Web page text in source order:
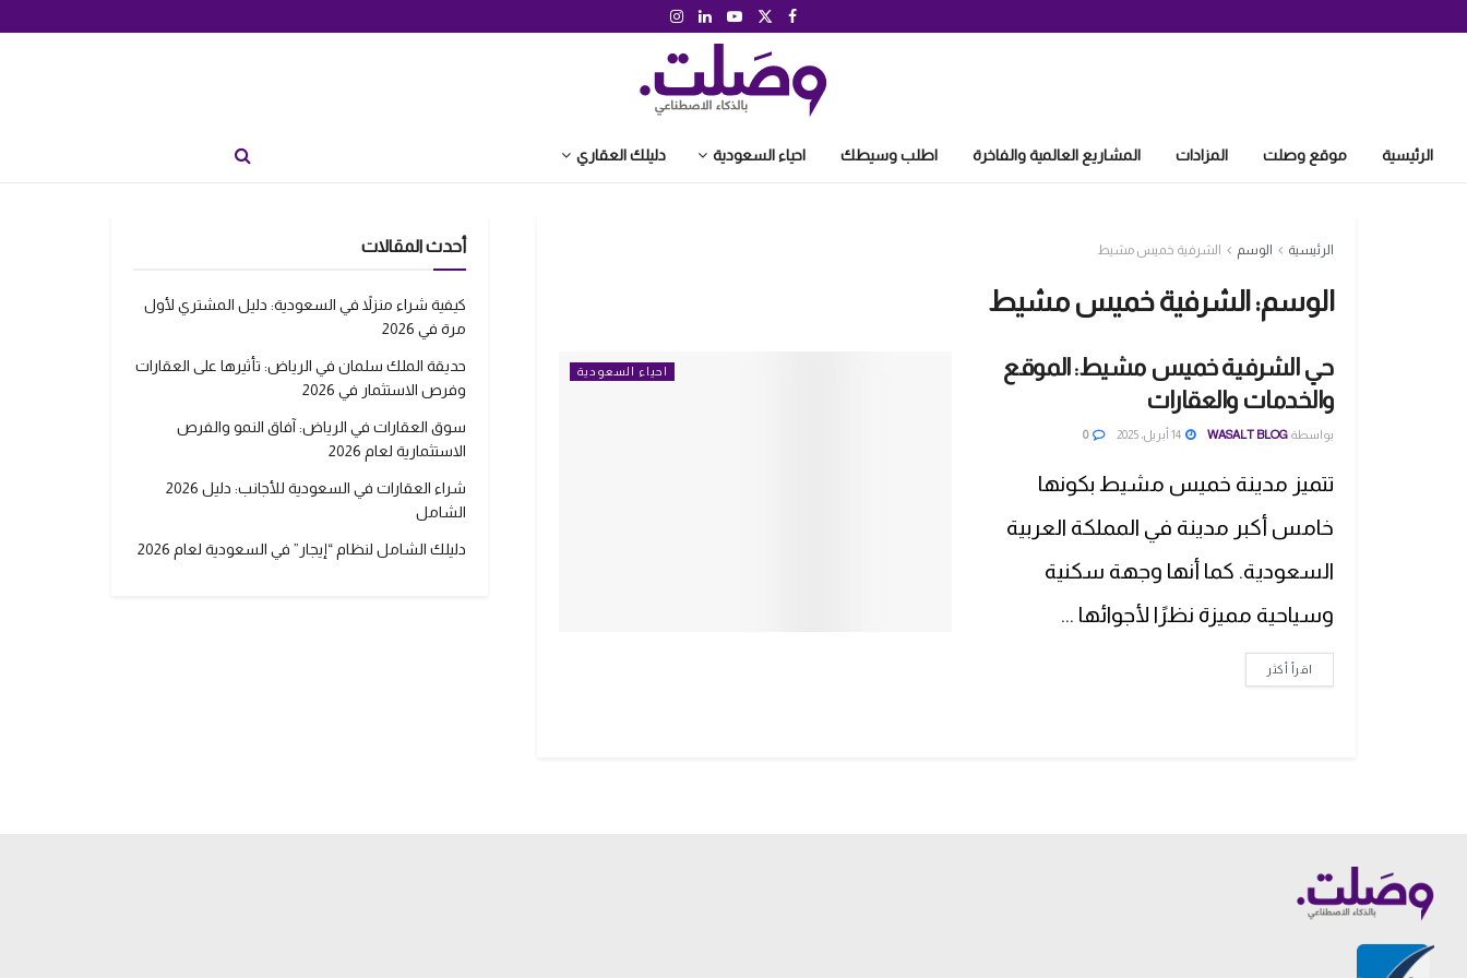
الرئيسية موقع وصلت المزادات المشاريع العالمية والفاخرة اطلب وسيطك احياء السعودية دليلك العقاري
الرئيسية الوسم الشرفية خميس مشيط
الوسم: الشرفية خميس مشيط
احياء السعودية
حي الشرفية خميس مشيط: الموقع
والخدمات والعقارات
بواسطة WASALT BLOG
0
تتميز مدينة خميس مشيط بكونها
خامس أكبر مدينة في المملكة العربية
السعودية. كما أنها وجهة سكنية
وسياحية مميزة نظرًا لأجوائها ...
اقرأ أكثر
أحدث المقالات
كيفية شراء منزلاً في السعودية: دليل المشتري لأول
مرة في 2026
حديقة الملك سلمان في الرياض: تأثيرها على العقارات
وفرص الاستثمار في 2026
سوق العقارات في الرياض: آفاق النمو والفرص
الاستثمارية لعام 2026
شراء العقارات في السعودية للأجانب: دليل 2026
الشامل
دليلك الشامل لنظام “إيجار” في السعودية لعام 2026